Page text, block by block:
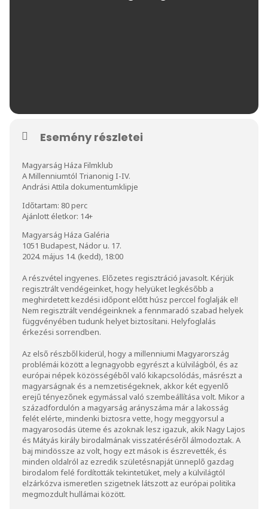
Esemény részletei
Magyarság Háza Filmklub
A Millenniumtól Trianonig I-IV.
Andrási Attila dokumentumklipje
Időtartam: 80 perc
Ajánlott életkor: 14+
Magyarság Háza Galéria
1051 Budapest, Nádor u. 17.
2024. május 14. (kedd), 18:00
A részvétel ingyenes. Előzetes regisztráció javasolt. Kérjük
regisztrált vendégeinket, hogy helyüket legkésőbb a
meghirdetett kezdési időpont előtt húsz perccel foglalják el!
Nem regisztrált vendégeinknek a fennmaradó szabad helyek
függvényében tudunk helyet biztosítani. Helyfoglalás
érkezési sorrendben.
Az első részből kiderül, hogy a millenniumi Magyarország
problémái között a legnagyobb egyrészt a külvilágból, és az
európai népek közösségéből való kikapcsolódás, másrészt a
magyarságnak és a nemzetiségeknek, akkor két egyenlő
erejű tényezőnek egymással való szembeállítása volt. Mikor a
századfordulón a magyarság arányszáma már a lakosság
felét elérte, mindenki biztosra vette, hogy meggyorsul a
magyarosodás üteme és azoknak lesz igazuk, akik Nagy Lajos
és Mátyás király birodalmának visszatéréséről álmodoztak. A
baj mindössze az volt, hogy ezt mások is észrevették, és
minden oldalról az ezredik születésnapját ünneplő gazdag
birodalom felé fordították tekintetüket, mely a külvilágtól
elzárkózva ismeretlen szigetnek látszott az európai politika
megmozdult hullámai között.